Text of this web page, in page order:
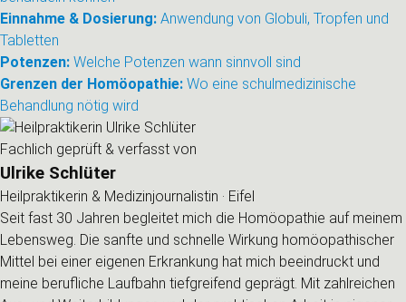
Einnahme & Dosierung: Anwendung von Globuli, Tropfen und
Tabletten
Potenzen: Welche Potenzen wann sinnvoll sind
Grenzen der Homöopathie: Wo eine schulmedizinische
Behandlung nötig wird
Fachlich geprüft & verfasst von
Ulrike Schlüter
Heilpraktikerin & Medizinjournalistin · Eifel
Seit fast 30 Jahren begleitet mich die Homöopathie auf meinem
Lebensweg. Die sanfte und schnelle Wirkung homöopathischer
Mittel bei einer eigenen Erkrankung hat mich beeindruckt und
meine berufliche Laufbahn tiefgreifend geprägt. Mit zahlreichen